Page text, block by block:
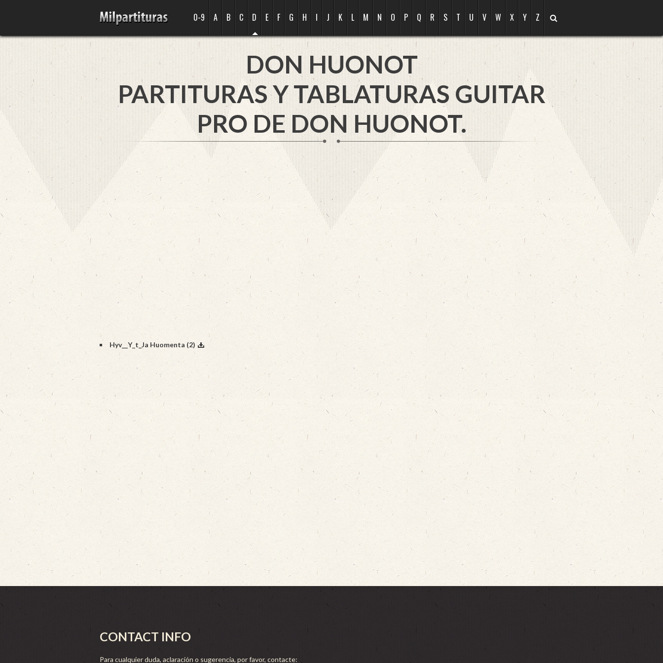
0-9 A B C D E F G H I J K L M N O P Q R S T U V W X Y Z
DON HUONOT
PARTITURAS Y TABLATURAS GUITAR
PRO DE DON HUONOT.
Hyv__Y_t_Ja Huomenta (2)
CONTACT INFO
Para cualquier duda, aclaración o sugerencia, por favor, contacte: